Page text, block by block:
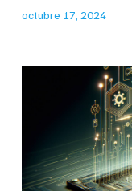
octubre 17, 2024